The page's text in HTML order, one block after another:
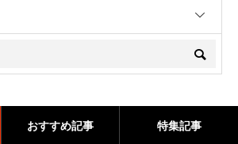
おすすめ記事 特集記事